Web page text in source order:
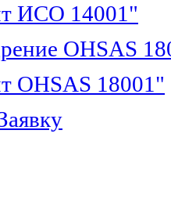
ИСО 14001"
OHSAS
OHSAS 18001"